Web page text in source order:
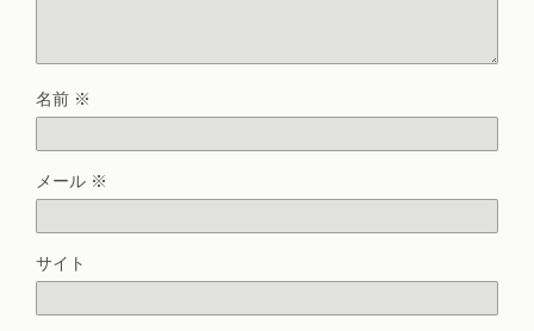
名前 ※
メール ※
サイト